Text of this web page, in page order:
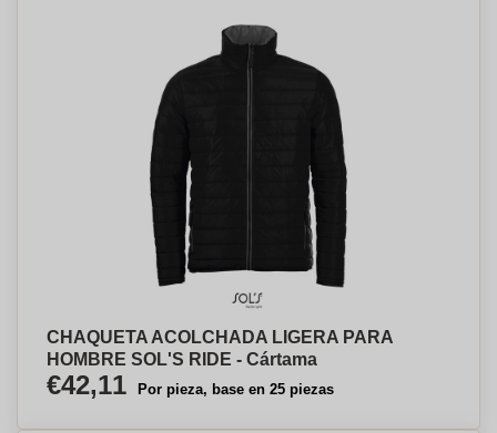
CHAQUETA ACOLCHADA LIGERA PARA
HOMBRE SOL'S RIDE - Cártama
€42,11 Por pieza, base en 25 piezas